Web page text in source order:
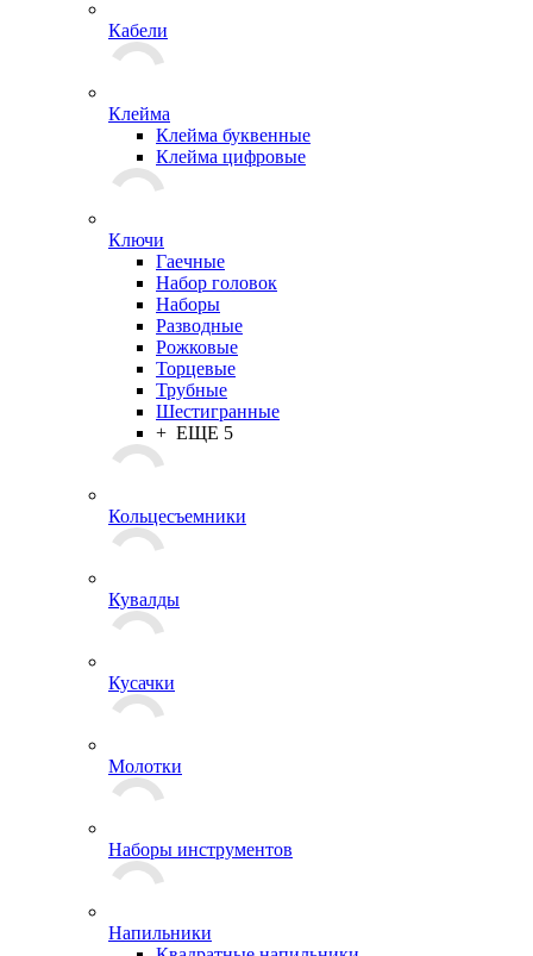
Кабели
Клейма
Клейма буквенные
Клейма цифровые
Ключи
Гаечные
Набор головок
Наборы
Разводные
Рожковые
Торцевые
Трубные
Шестигранные
+ ЕЩЕ 5
Кольцесъемники
Кувалды
Кусачки
Молотки
Наборы инструментов
Напильники